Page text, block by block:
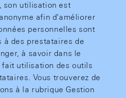
son utilisation est
afin d'améliorer
personnelles sont
à des prestataires de
à savoir dans le
utilisation des outils
Vous trouverez de
à la rubrique Gestion